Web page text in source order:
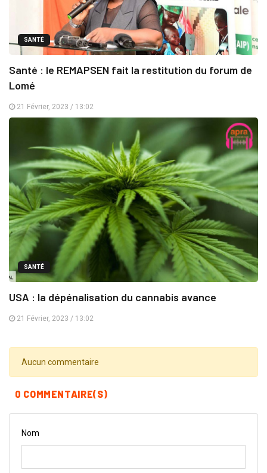
SANTÉ
Santé : le REMAPSEN fait la restitution du forum de
Lomé
21 Février, 2023 / 13:02
SANTÉ
USA : la dépénalisation du cannabis avance
21 Février, 2023 / 13:02
Aucun commentaire
0 COMMENTAIRE(S)
Nom